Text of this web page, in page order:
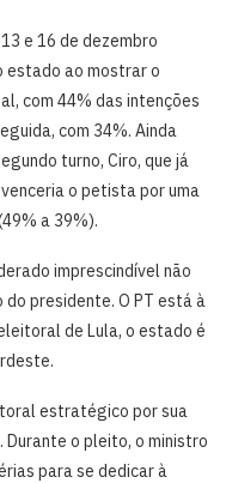
e 16 de dezembro
estado ao mostrar o
com 44% das intenções
com 34%. Ainda
turno, Ciro, que já
o petista por uma
a 39%).
imprescindível não
presidente. O PT está à
de Lula, o estado é
estratégico por sua
Durante o pleito, o ministro
para se dedicar à